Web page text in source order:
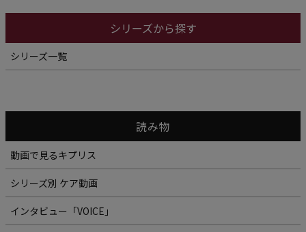
シリーズから探す
シリーズ一覧
読み物
動画で見るキプリス
シリーズ別 ケア動画
インタビュー「VOICE」